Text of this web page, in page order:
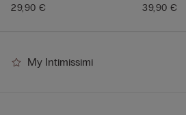
29,90 €
39,90 €
My Intimissimi